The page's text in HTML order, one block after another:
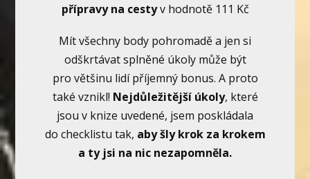
přípravy na cestyv hodnotě 111 Kč
Mít všechny body pohromadě a jen si
odškrtávat splněné úkoly může být
pro většinu lidí příjemný bonus. A proto
také vznikl! Nejdůležitější úkoly, které
jsou v knize uvedené, jsem poskládala
do checklistu tak, aby šly krok za krokem
a ty jsi na nic nezapomněla.